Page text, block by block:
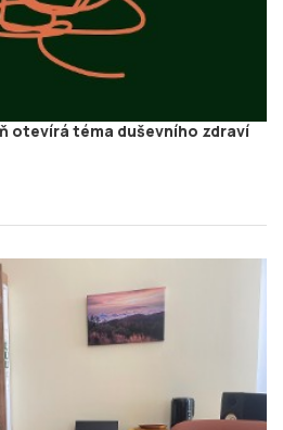
otevírá téma duševního zdraví